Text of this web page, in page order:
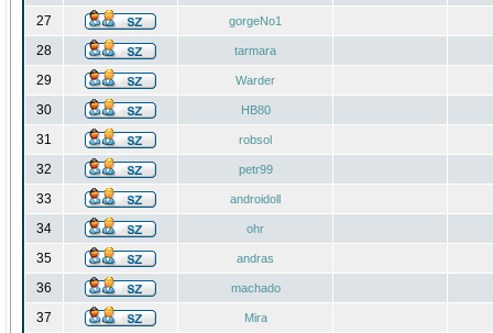
27 gorgeNo1
28 tarmara
29 Warder
30 HB80
31 robsol
32 petr99
33 androidoll
34 ohr
35 andras
36 machado
37 Mira